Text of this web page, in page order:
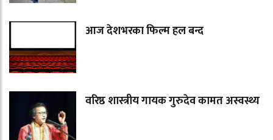
आज देशभरका फिल्म हल बन्द
वरिष्ठ शास्त्रीय गायक गुरुदेव कामत अस्वस्थ्य